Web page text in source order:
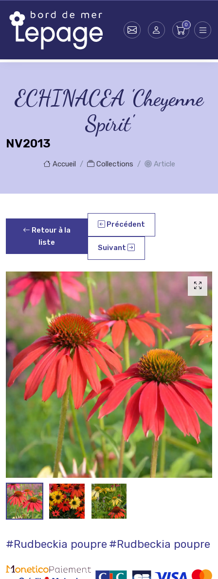
ECHINACEA 'Cheyenne
Spirit'
NV2013
Accueil Collections Article
Retour à la
liste
Précédent
Suivant
#Rudbeckia poupre#Rudbeckia poupre